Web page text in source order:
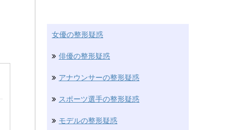
女優の整形疑惑
俳優の整形疑惑
アナウンサーの整形疑惑
スポーツ選手の整形疑惑
モデルの整形疑惑